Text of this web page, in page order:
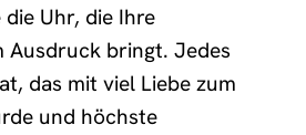
Uhr, die Ihre
Ausdruck bringt. Jedes
das mit viel Liebe zum
und höchste